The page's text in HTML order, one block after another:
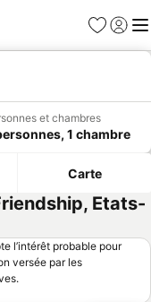
Favoris
Se
et chambres
1 chambre
Carte
Etats-
l’intérêt probable pour
versée par les